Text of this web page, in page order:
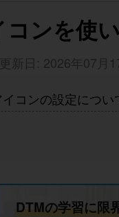
ンを使
更新日: 2026年07月17
コンの設定につ
DTMの学習に限